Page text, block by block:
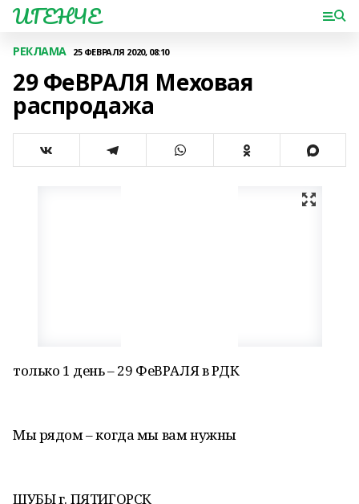
ИГЕНЧЕ
РЕКЛАМА 25 ФЕВРАЛЯ 2020, 08:10
29 ФеВРАЛЯ Меховая
распродажа
только 1 день – 29 ФеВРАЛЯ в РДК
Мы рядом – когда мы вам нужны
ШУБЫ г. ПЯТИГОРСК